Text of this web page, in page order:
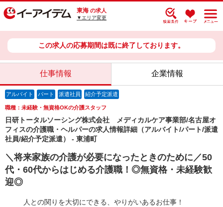
東海 の求人
▼エリア変更
この求人の応募期間は既に終了しております。
仕事情報 企業情報
アルバイト パート 派遣社員 紹介予定派遣
職種：未経験・無資格OKの介護スタッフ
日研トータルソーシング株式会社 メディカルケア事業部/名古屋オ
フィスの介護職・ヘルパーの求人情報詳細（アルバイト/パート/派遣
社員/紹介予定派遣） - 東浦町
＼将来家族の介護が必要になったときのために／50
代・60代からはじめる介護職！◎無資格・未経験歓
迎◎
人との関りを大切にできる、やりがいあるお仕事！